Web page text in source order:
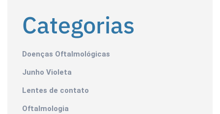
Categorias
Doenças Oftalmológicas
Junho Violeta
Lentes de contato
Oftalmologia